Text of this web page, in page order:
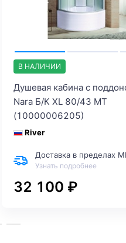
В НАЛИЧИИ
Душевая кабина с
Nara Б/К XL 80/43 MT
(10000006205)
River
Доставка в пределах
Узнать подробнее
32 100 ₽